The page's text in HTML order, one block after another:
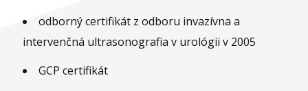
odborný certifikát z odboru invazívna a
intervenčná ultrasonografia v urológii v 2005
GCP certifikát